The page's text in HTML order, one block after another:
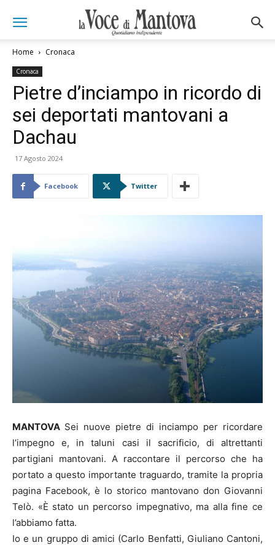
Home Cronaca
Cronaca
Pietre d’inciampo in ricordo di
sei deportati mantovani a
Dachau
17 Agosto 2024
Facebook Twitter
MANTOVA Sei nuove pietre di inciampo per ricordare
l’impegno e, in taluni casi il sacrificio, di altrettanti
partigiani mantovani. A raccontare il percorso che ha
portato a questo importante traguardo, tramite la propria
pagina Facebook, è lo storico mantovano don Giovanni
Telò. «È stato un percorso impegnativo, ma alla fine ce
l’abbiamo fatta.
Io e un gruppo di amici (Carlo Benfatti, Giuliano Cantoni,